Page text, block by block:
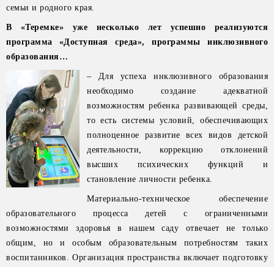
семьи и родного края.
В «Теремке» уже несколько лет успешно реализуются
программа «Доступная среда», программы инклюзивного
образования…
– Для успеха инклюзивного образования
необходимо создание адекватной
возможностям ребенка развивающей среды,
то есть системы условий, обеспечивающих
полноценное развитие всех видов детской
деятельности, коррекцию отклонений
высших психических функций и
становление личности ребенка.
Материально-техническое обеспечение
образовательного процесса детей с ограниченными
возможностями здоровья в нашем саду отвечает не только
общим, но и особым образовательным потребностям таких
воспитанников. Организация пространства включает подготовку